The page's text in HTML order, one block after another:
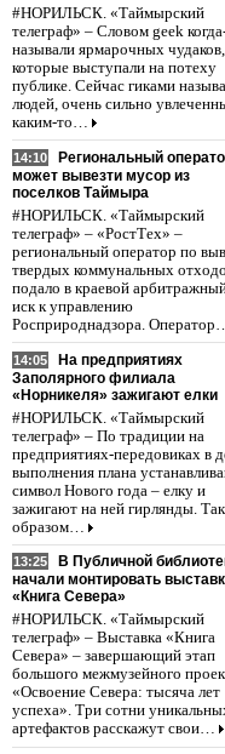
#НОРИЛЬСК. «Таймырский
телеграф» – Словом geek
называли ярмарочных чудаков,
которые выступали на потеху
публике. Сейчас гиками
людей, очень сильно
каким-то…
14:10
Региональный
может вывезти мусор из
поселков Таймыра
#НОРИЛЬСК. «Таймырский
телеграф» – «РостТех» –
региональный оператор по
твердых коммунальных
подало в краевой
иск к управлению
Росприроднадзора. Оператор…
14:05
На предприятиях
Заполярного филиала
«Норникеля» зажигают елки
#НОРИЛЬСК. «Таймырский
телеграф» – По традиции на
предприятиях-передовиках в
выполнения плана
символ Нового года – елку и
зажигают на ней гирлянды.
образом…
13:25
В Публичной
начали монтировать
«Книга Севера»
#НОРИЛЬСК. «Таймырский
телеграф» – Выставка «Книга
Севера» – завершающий этап
большого межмузейного
«Освоение Севера: тысяча лет
успеха». Три сотни
артефактов расскажут свои…